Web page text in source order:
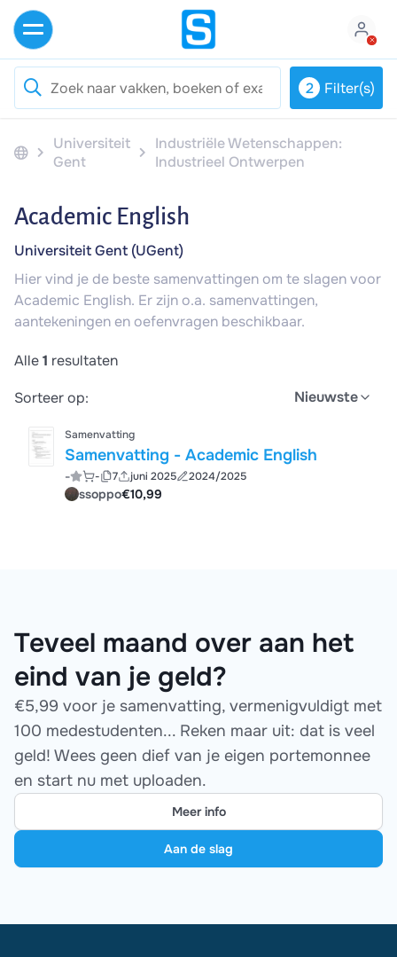
Universiteit
Gent
Industriële Wetenschappen:
Industrieel Ontwerpen
2 Filter(s)
Academic English
Universiteit Gent (UGent)
Hier vind je de beste samenvattingen om te slagen voor
Academic English. Er zijn o.a. samenvattingen,
aantekeningen en oefenvragen beschikbaar.
Alle1 resultaten
Sorteer op:
Nieuwste
Samenvatting
Samenvatting - Academic English
- - 7 juni 2025 2024/2025
ssoppo€10,99
Teveel maand over aan het
eind van je geld?
€5,99 voor je samenvatting, vermenigvuldigt met
100 medestudenten... Reken maar uit: dat is veel
geld! Wees geen dief van je eigen portemonnee
en start nu met uploaden.
Meer info
Aan de slag